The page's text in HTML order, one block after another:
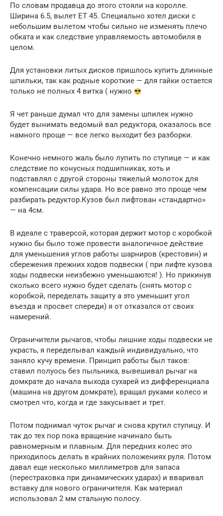
По словам продавца до этого стояли на королле.
Ширина 6.5, вылет ET 45. Специально хотел диски с
небольшим вылетом чтобы сильно не изменять плечо
обката и как следствие управляемость автомобиля в
целом.
Для установки литых дисков пришлось купить длинные
шпильки, так как родные короткие — для гайки остается
только не полных 4 витка ( нужно
Я чет раньше думал что для замены шпилек нужно
будет вынимать ведомый вал редуктора, оказалось все
намного проще — все легко выходит без разборки.
Конечно немного жаль было лупить по ступице — и как
следствие по конусных подшипниках, хоть и
подставлял с другой стороны тяжелый молоток для
компенсации силы удара. Но все равно это проще чем
разбирать редуктор.Кузов был лифтован «стандартно»
— на 4см.
В идеале с траверсой, которая держит мотор с коробкой
нужно бы было тоже провести аналогичное действие
для уменьшения углов работы шарниров (крестовин) и
сбережения прежних ходов подвески ( при лифте кузова
ходы подвески неизбежно уменьшаются! ). Но прикинув
сколько всего нужно будет сделать (снять мотор с
коробкой, переделать защиту а это уменьшит угол
въезда и просвет спереди) я от отказался от своих
намерений.
Ограничители рычагов, чтобы лишние ходы подвески не
украсть, я переделывал каждый индивидуально, что
заняло кучу времени. Принцип работы был таков:
ставил полуось без пыльника, вывешивал рычаг на
домкрате до начала выхода сухарей из дифференциала
(машина на другом домкрате), вращал руками колесо и
смотрел что, когда и где закусывает и трет.
Потом поднимал чуток рычаг и снова крутил ступицу. И
так до тех пор пока вращение начинало быть
равномерным и плавным. Для передних колес это
приходилось делать в крайних положениях руля. Потом
давал еще несколько миллиметров для запаса
(перестраховка при динамических ударах) и вваривал
вставку для нового ограничителя. Как материал
использовал 2 мм стальную полосу.